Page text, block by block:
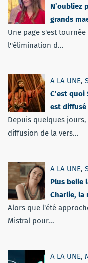
N’oubliez
grands
Une page s'est
l''élimination d...
A LA UNE,
C’est
est diffusé
Depuis quelques
diffusion de la vers...
A LA UNE,
Plus belle
Charlie, la
Alors que l'été
Mistral pour...
A LA UNE,